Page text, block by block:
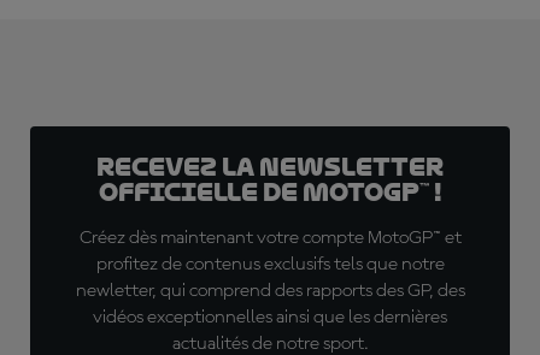
Recevez la Newsletter
officielle de MotoGP™ !
Créez dès maintenant votre compte MotoGP™ et
profitez de contenus exclusifs tels que notre
newletter, qui comprend des rapports des GP, des
vidéos exceptionnelles ainsi que les dernières
actualités de notre sport.